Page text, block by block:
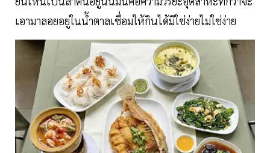
เอามาลอยอยู่ในน้ำตาลเชื่อมให้กินได้มิใช่ง่ายไม่ใช่ง่าย